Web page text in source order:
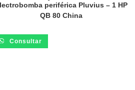
periférica Pluvius – 1 HP
QB 80 China
Consultar